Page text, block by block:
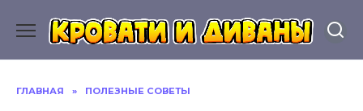
содержанию
ГЛАВНАЯ » ПОЛЕЗНЫЕ СОВЕТЫ